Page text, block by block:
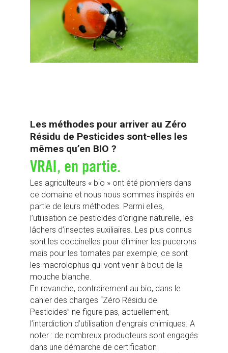
Les méthodes pour arriver au Zéro
Résidu de Pesticides sont-elles les
mêmes qu’en BIO ?
VRAI, en partie.
Les agriculteurs « bio » ont été pionniers dans
ce domaine et nous nous sommes inspirés en
partie de leurs méthodes. Parmi elles,
l’utilisation de pesticides d’origine naturelle, les
lâchers d’insectes auxiliaires. Les plus connus
sont les coccinelles pour éliminer les pucerons
mais pour les tomates par exemple, ce sont
les macrolophus qui vont venir à bout de la
mouche blanche.
En revanche, contrairement au bio, dans le
cahier des charges “Zéro Résidu de
Pesticides” ne figure pas, actuellement,
l’interdiction d’utilisation d’engrais chimiques. A
noter : de nombreux producteurs sont engagés
dans une démarche de certification